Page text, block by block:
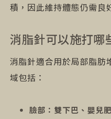
積，因此維持體態仍需良
消脂針可以施打哪
消脂針適合用於局部脂肪
域包括：
臉部：雙下巴、嬰兒肥